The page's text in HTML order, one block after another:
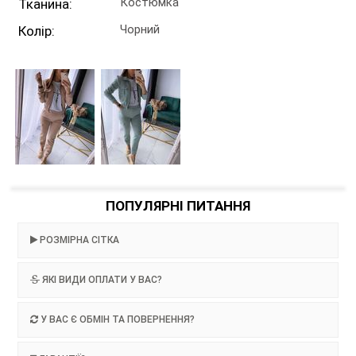
Тканина:
Колір: Чорний
ПОПУЛЯРНІ ПИТАННЯ
РОЗМІРНА СІТКА
ЯКІ ВИДИ ОПЛАТИ У ВАС?
У ВАС Є ОБМІН ТА ПОВЕРНЕННЯ?